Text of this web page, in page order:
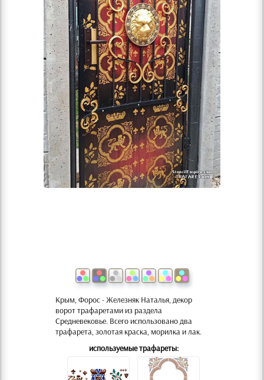
Крым, Форос - Железняк Наталья, декор
ворот трафаретами из раздела
Средневековье. Всего использовано два
трафарета, золотая краска, морилка и лак.
используемые трафареты: